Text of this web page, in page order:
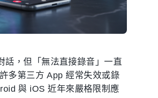
話，但「無法直接錄音」一直
多第三方 App 經常失效或錄
與 iOS 近年來嚴格限制應